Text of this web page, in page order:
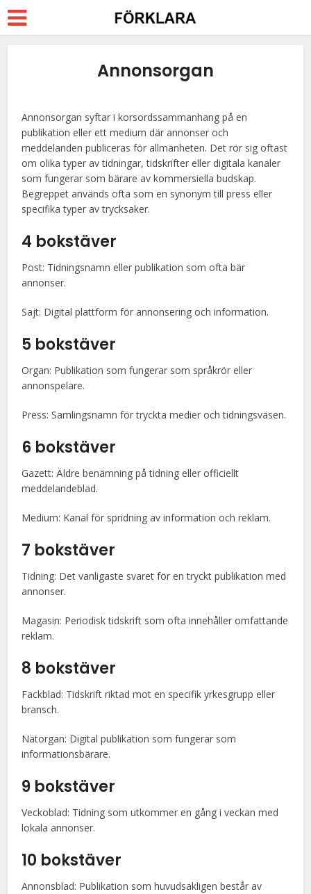
Annonsorgan
Annonsorgan syftar i korsordssammanhang på en
publikation eller ett medium där annonser och
meddelanden publiceras för allmänheten. Det rör sig oftast
om olika typer av tidningar, tidskrifter eller digitala kanaler
som fungerar som bärare av kommersiella budskap.
Begreppet används ofta som en synonym till press eller
specifika typer av trycksaker.
4 bokstäver
Post: Tidningsnamn eller publikation som ofta bär
annonser.
Sajt: Digital plattform för annonsering och information.
5 bokstäver
Organ: Publikation som fungerar som språkrör eller
annonspelare.
Press: Samlingsnamn för tryckta medier och tidningsväsen.
6 bokstäver
Gazett: Äldre benämning på tidning eller officiellt
meddelandeblad.
Medium: Kanal för spridning av information och reklam.
7 bokstäver
Tidning: Det vanligaste svaret för en tryckt publikation med
annonser.
Magasin: Periodisk tidskrift som ofta innehåller omfattande
reklam.
8 bokstäver
Fackblad: Tidskrift riktad mot en specifik yrkesgrupp eller
bransch.
Nätorgan: Digital publikation som fungerar som
informationsbärare.
9 bokstäver
Veckoblad: Tidning som utkommer en gång i veckan med
lokala annonser.
10 bokstäver
Annonsblad: Publikation som huvudsakligen består av